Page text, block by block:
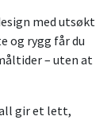
med utsøkt
og rygg får du
– uten at
gir et lett,